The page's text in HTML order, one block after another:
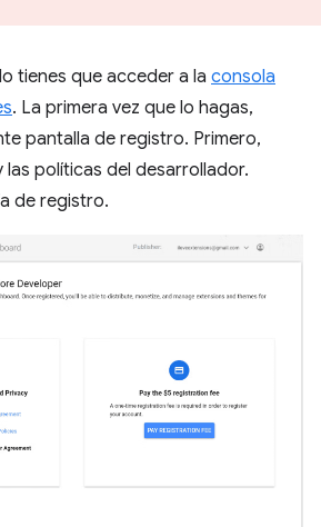
tienes que acceder a la consola
. La primera vez que lo hagas,
pantalla de registro. Primero,
políticas del desarrollador.
de registro.